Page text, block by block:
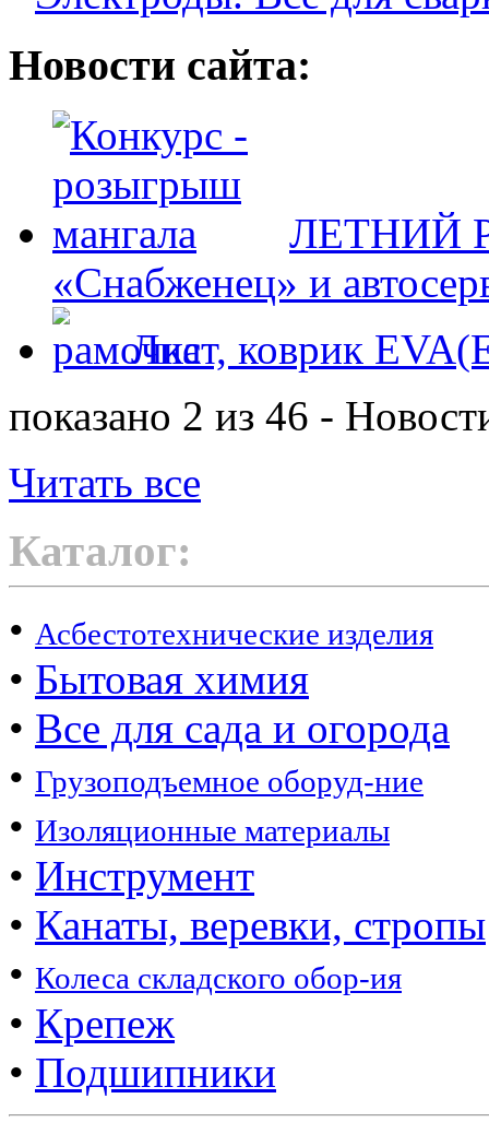
Новости сайта:
ЛЕТНИЙ
«Снабженец» и
Лист, коврик
показано 2 из 46 -
Читать все
Каталог:
• Асбестотехнические изделия
• Бытовая химия
• Все для сада и огорода
• Грузоподъемное оборуд-ние
• Изоляционные материалы
• Инструмент
• Канаты, веревки, стропы
• Колеса складского обор-ия
• Крепеж
• Подшипники